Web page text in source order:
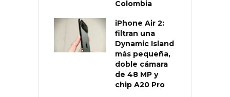
Colombia
iPhone Air 2:
filtran una
Dynamic Island
más pequeña,
doble cámara
de 48 MP y
chip A20 Pro